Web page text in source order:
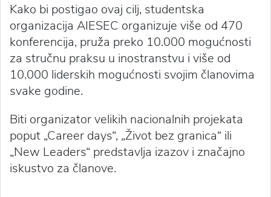
Kako bi postigao ovaj cilj, studentska
organizacija AIESEC organizuje više od 470
konferencija, pruža preko 10.000 mogućnosti
za stručnu praksu u inostranstvu i više od
10.000 liderskih mogućnosti svojim članovima
svake godine.
Biti organizator velikih nacionalnih projekata
poput „Career days“, „Život bez granica“ ili
„New Leaders“ predstavlja izazov i značajno
iskustvo za članove.